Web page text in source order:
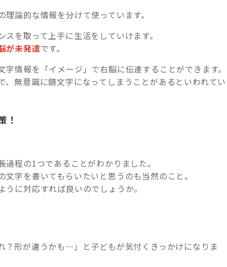
論的な情報を分けて使っています。
を取って上手に生活をしていけます。
が未発達です。
情報を「イメージ」で右脳に伝達することができます。
、無意識に鏡文字になってしまうことがあるといわれてい
！
程の1つであることがわかりました。
字を書いてもらいたいと思うのも当然のこと。
に対応すれば良いのでしょうか。
？形が違うかも…」と子どもが気付くきっかけになりま